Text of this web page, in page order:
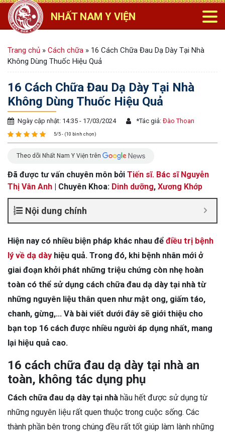
NHẤT NAM Y VIỆN
Trang chủ » Cách chữa » 16 Cách Chữa Đau Dạ Dày Tại Nhà
Không Dùng Thuốc Hiệu Quả
16 Cách Chữa Đau Dạ Dày Tại Nhà
Không Dùng Thuốc Hiệu Quả
Ngày cập nhật: 14:35 - 17/03/2024 *Tác giả: Đào Thoan
5/5 - (10 bình chọn)
Theo dõi Nhất Nam Y Viện trên
Đã được tư vấn chuyên môn bởi Tiến sĩ. Bác sĩ Nguyễn
Thị Vân Anh | Chuyên Khoa: Dinh dưỡng, Xương Khớp
Nội dung chính
Hiện nay có nhiều biện pháp khác nhau để điều trị bệnh
lý về dạ dàyhiệu quả. Trong đó, khi bệnh nhân mới ở
giai đoạn khởi phát những triệu chứng còn nhẹ hoàn
toàn có thể sử dụng cách chữa đau dạ dày tại nhà từ
những nguyên liệu thân quen như mật ong, giấm táo,
chanh, gừng,… Và bài viết dưới đây sẽ giới thiệu cho
bạn top 16 cách được nhiều người áp dụng nhất, mang
lại hiệu quả cao.
16 cách chữa đau dạ dày tại nhà an
toàn, không tác dụng phụ
Cách chữa đau dạ dày tại nhà hầu hết được sử dụng từ
những nguyên liệu rất quen thuộc trong cuộc sống. Các
thành phần bên trong chúng đều rất tốt giúp làm lành những